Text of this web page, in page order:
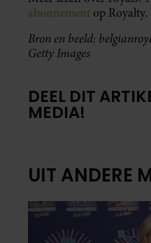
abonnement op Royalty.
Bron en beeld:
Getty Images
DEEL DIT
MEDIA!
UIT ANDERE